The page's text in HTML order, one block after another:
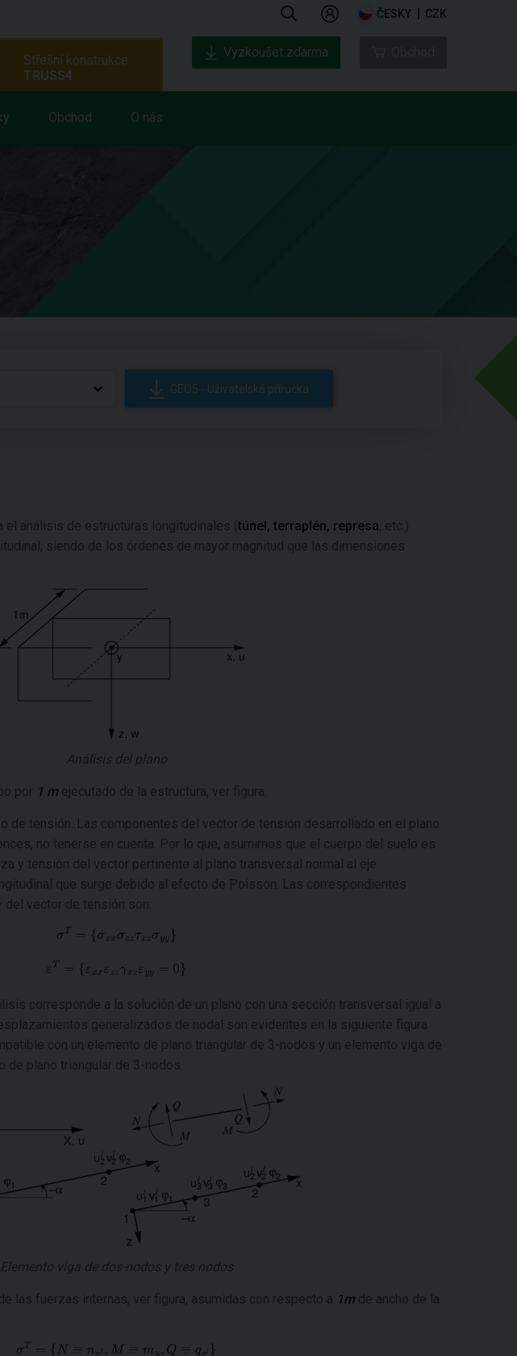
ČESKY CZK
Obchod O nás
Střešní konstrukce
TRUSS4
Vyzkoušet zdarma
GEO5 - Uživatelská příručka
análisis de estructuras longitudinales (túnel, terraplén, represa, etc.)
siendo de los órdenes de mayor magnitud que las dimensiones
Análisis del plano
por 1 m ejecutado de la estructura, ver figura.
de tensión. Las componentes del vector de tensión desarrollado en el plano
no tenerse en cuenta. Por lo que, asumimos que el cuerpo del suelo es
y tensión del vector pertinente al plano transversal normal al eje
que surge debido al efecto de Poisson. Las correspondientes
vector de tensión son:
corresponde a la solución de un plano con una sección transversal igual a
generalizados de nodal son evidentes en la siguiente figura
con un elemento de plano triangular de 3-nodos y un elemento viga de
plano triangular de 3-nodos.
Elemento viga de dos-nodos y tres nodos
las fuerzas internas, ver figura, asumidas con respecto a 1m de ancho de la